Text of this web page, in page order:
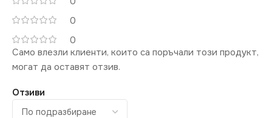
0
0
Отзиви
Само влезли клиенти, които са поръчали този продукт,
могат да оставят отзив.